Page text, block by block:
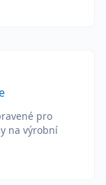
pro
na výrobní